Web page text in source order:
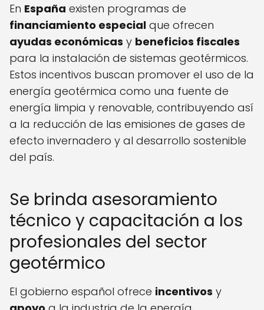
En España existen programas de
financiamiento especial que ofrecen
ayudas económicas y beneficios fiscales
para la instalación de sistemas geotérmicos.
Estos incentivos buscan promover el uso de la
energía geotérmica como una fuente de
energía limpia y renovable, contribuyendo así
a la reducción de las emisiones de gases de
efecto invernadero y al desarrollo sostenible
del país.
Se brinda asesoramiento
técnico y capacitación a los
profesionales del sector
geotérmico
El gobierno español ofrece incentivos y